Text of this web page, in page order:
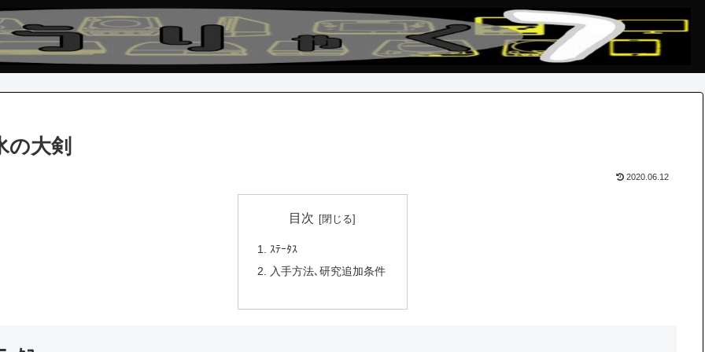
の大剣
2020.06.12
目次
ｽﾃｰﾀｽ
入手方法､研究追加条件